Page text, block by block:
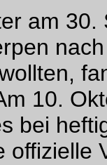
am
10.
bei